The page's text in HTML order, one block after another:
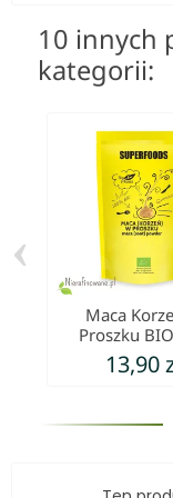
10 innych
kategorii:
Maca
Proszku
Planet
13,90
‹